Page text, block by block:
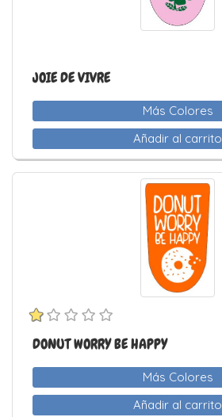
JOIE DE VIVRE
Más Colores
Añadir al carrito
DONUT WORRY BE HAPPY
Más Colores
Añadir al carrito